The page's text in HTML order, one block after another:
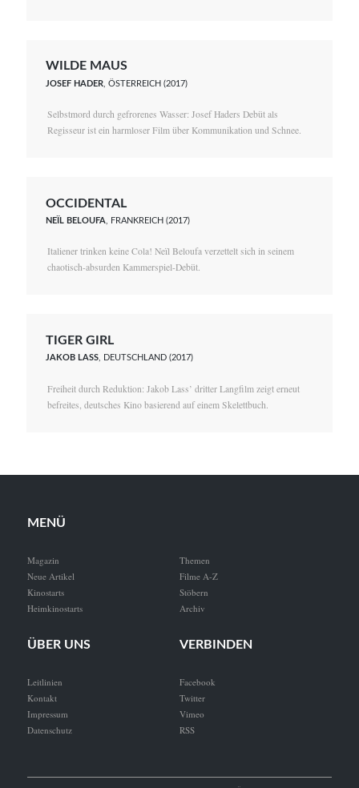
WILDE MAUS
JOSEF HADER , ÖSTERREICH (2017)
Selbstmord durch gefrorenes Wasser: Josef Haders Debüt als
Regisseur ist ein harmloser Film über Kommunikation und Schnee.
OCCIDENTAL
NEÏL BELOUFA , FRANKREICH (2017)
Italiener trinken keine Cola! Neïl Beloufa verzettelt sich in seinem
chaotisch-absurden Kammerspiel-Debüt.
TIGER GIRL
JAKOB LASS, DEUTSCHLAND (2017)
Freiheit durch Reduktion: Jakob Lass’ dritter Langfilm zeigt erneut
befreites, deutsches Kino basierend auf einem Skelettbuch.
MENÜ
Magazin
Neue Artikel
Kinostarts
Heimkinostarts
Themen
Filme A-Z
Stöbern
Archiv
ÜBER UNS
Leitlinien
Kontakt
Impressum
Datenschutz
VERBINDEN
Facebook
Twitter
Vimeo
RSS